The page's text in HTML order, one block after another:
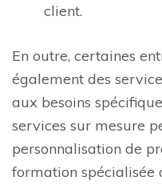
client.
En outre, certaines
également des
aux besoins
services sur mesure
personnalisation de
formation spécialisée